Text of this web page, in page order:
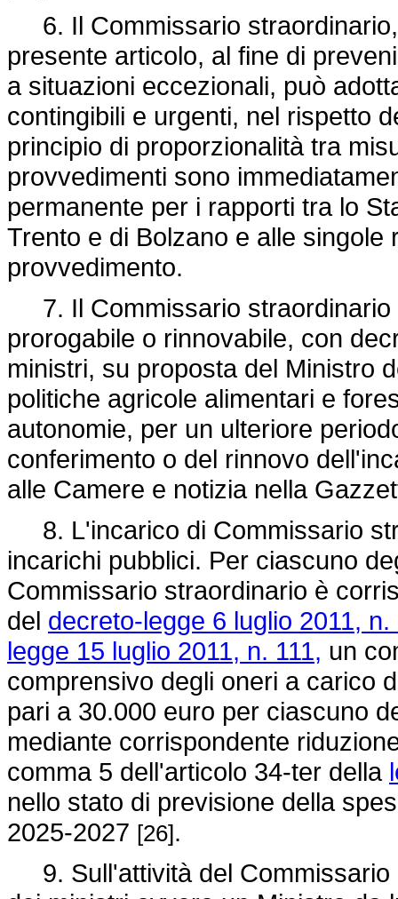
6. Il Commissario
presente articolo, al fine di
a situazioni eccezionali, può
contingibili e urgenti, nel rispetto
principio di proporzionalità tra
provvedimenti sono
permanente per i rapporti tra lo
Trento e di Bolzano e alle
provvedimento.
7. Il Commissario straordinario
prorogabile o rinnovabile, con
ministri, su proposta del Ministro
politiche agricole alimentari e
autonomie, per un ulteriore
conferimento o del rinnovo
alle Camere e notizia nella
8. L'incarico di Commissario
incarichi pubblici. Per ciascuno
Commissario straordinario è
del decreto-legge 6 luglio 2011, n.
legge 15 luglio 2011, n. 111, un
comprensivo degli oneri a carico
pari a 30.000 euro per ciascuno
mediante corrispondente
comma 5 dell'articolo 34-ter della
nello stato di previsione della
2025-2027 [26].
9. Sull'attività del Commissario